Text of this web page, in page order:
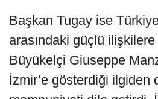
Başkan Tugay ise
arasındaki güçlü
Büyükelçi Giuseppe
İzmir’e gösterdiği ilgiden